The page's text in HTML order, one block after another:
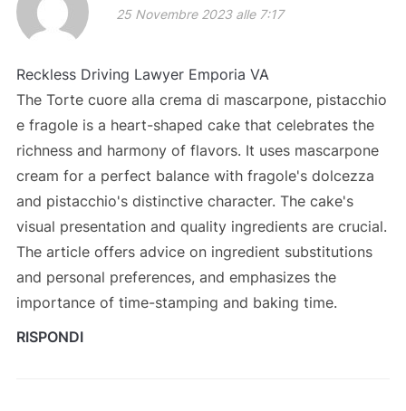
25 Novembre 2023 alle 7:17
Reckless Driving Lawyer Emporia VA
The Torte cuore alla crema di mascarpone, pistacchio
e fragole is a heart-shaped cake that celebrates the
richness and harmony of flavors. It uses mascarpone
cream for a perfect balance with fragole's dolcezza
and pistacchio's distinctive character. The cake's
visual presentation and quality ingredients are crucial.
The article offers advice on ingredient substitutions
and personal preferences, and emphasizes the
importance of time-stamping and baking time.
RISPONDI